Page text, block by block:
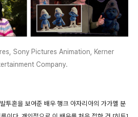
Sony Pictures Animation, Kerner
Company.
투혼을 보여준 배우 행크 아자리아의 가가멜 분